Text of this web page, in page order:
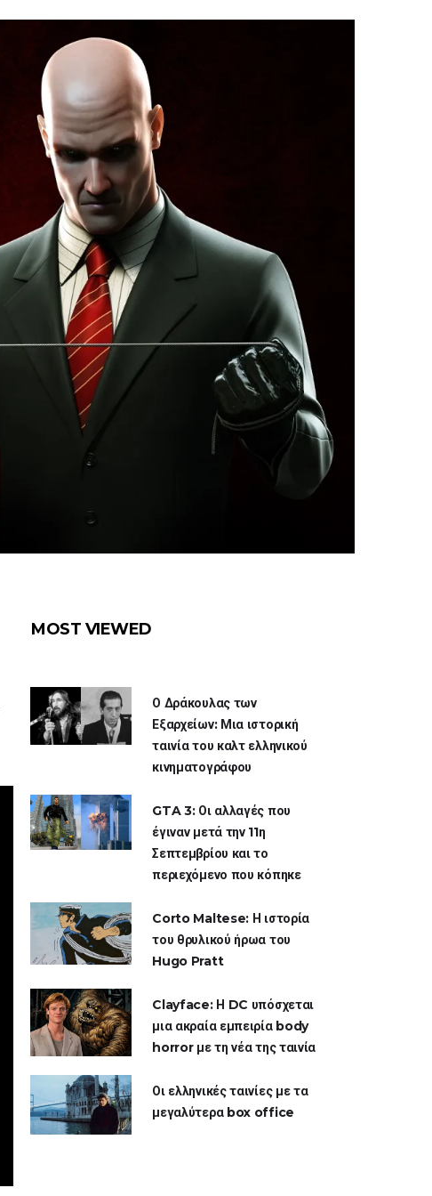
MOST VIEWED
Ο Δράκουλας των
Εξαρχείων: Μια ιστορική
ταινία του καλτ ελληνικού
κινηματογράφου
GTA 3: Οι αλλαγές που
έγιναν μετά την 11η
Σεπτεμβρίου και το
περιεχόμενο που κόπηκε
Corto Maltese: Η ιστορία
του θρυλικού ήρωα του
Hugo Pratt
Clayface: Η DC υπόσχεται
μια ακραία εμπειρία body
horror με τη νέα της ταινία
Οι ελληνικές ταινίες με τα
μεγαλύτερα box office